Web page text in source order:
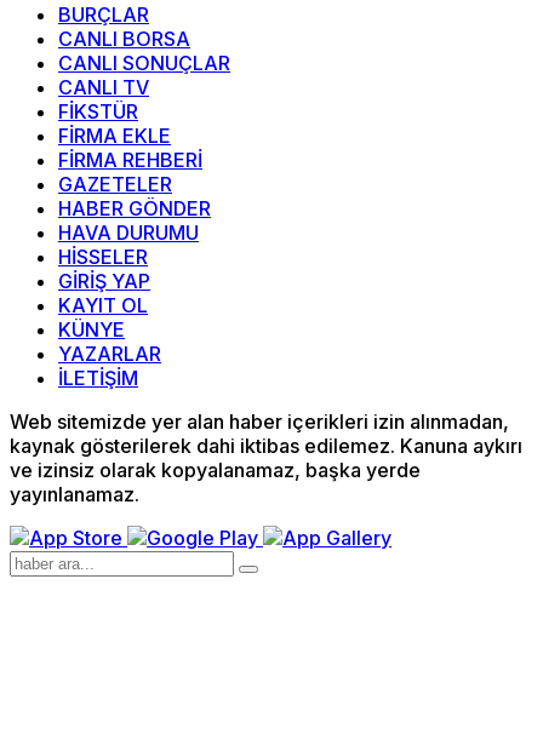
BURÇLAR
CANLI BORSA
CANLI SONUÇLAR
CANLI TV
FİKSTÜR
FİRMA EKLE
FİRMA REHBERİ
GAZETELER
HABER GÖNDER
HAVA DURUMU
HİSSELER
GİRİŞ YAP
KAYIT OL
KÜNYE
YAZARLAR
İLETİŞİM
Web sitemizde yer alan haber içerikleri izin alınmadan,
kaynak gösterilerek dahi iktibas edilemez. Kanuna aykırı
ve izinsiz olarak kopyalanamaz, başka yerde
yayınlanamaz.